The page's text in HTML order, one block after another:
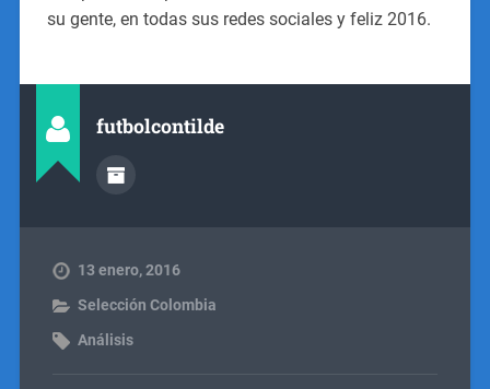
su gente, en todas sus redes sociales y feliz 2016.
futbolcontilde
13 enero, 2016
Selección Colombia
Análisis